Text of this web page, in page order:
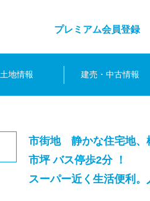
プレミアム会員登録
土地情報 建売・中古情報
市街地 静かな住宅地、
市坪 バス停歩2分 ！
スーパー近く生活便利